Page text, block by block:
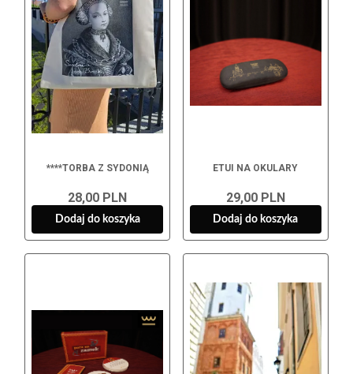
****TORBA Z SYDONIĄ
28,00 PLN
Dodaj do koszyka
ETUI NA OKULARY
29,00 PLN
Dodaj do koszyka